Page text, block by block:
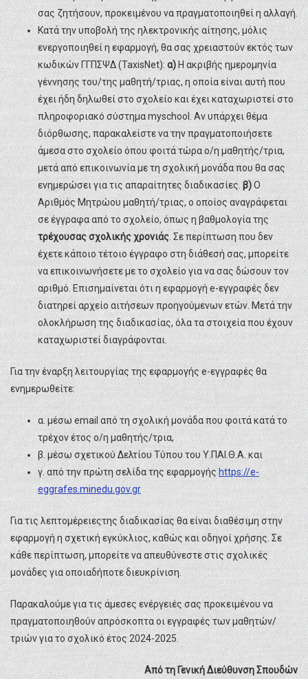
σας ζητήσουν, προκειμένου να πραγματοποιηθεί η αλλαγή.
Κατά την υποβολή της ηλεκτρονικής αίτησης, μόλις
ενεργοποιηθεί η εφαρμογή, θα σας χρειαστούν εκτός των
κωδικών ΓΓΠΣΨΔ (TaxisNet):α) Η ακριβής ημερομηνία
γέννησης του/της μαθητή/τριας, η οποία είναι αυτή που
έχει ήδη δηλωθεί στο σχολείο και έχει καταχωριστεί στο
πληροφοριακό σύστημα myschool. Αν υπάρχει θέμα
διόρθωσης, παρακαλείστε να την πραγματοποιήσετε
άμεσα στο σχολείο όπου φοιτά τώρα ο/η μαθητής/τρια,
μετά από επικοινωνία με τη σχολική μονάδα που θα σας
ενημερώσει για τις απαραίτητες διαδικασίες. β)Ο
Αριθμός Μητρώου μαθητή/τριας, ο οποίος αναγράφεται
σε έγγραφα από το σχολείο, όπως η βαθμολογία της
τρέχουσας σχολικής χρονιάς. Σε περίπτωση που δεν
έχετε κάποιο τέτοιο έγγραφο στη διάθεσή σας, μπορείτε
να επικοινωνήσετε με το σχολείο για να σας δώσουν τον
αριθμό. Επισημαίνεται ότι η εφαρμογή e-εγγραφές δεν
διατηρεί αρχείο αιτήσεων προηγούμενων ετών. Μετά την
ολοκλήρωση της διαδικασίας, όλα τα στοιχεία που έχουν
καταχωριστεί διαγράφονται.
Για την έναρξη λειτουργίας της εφαρμογής e-εγγραφές θα
ενημερωθείτε:
α. μέσω email από τη σχολική μονάδα που φοιτά κατά το
τρέχον έτος ο/η μαθητής/τρια,
β. μέσω σχετικού Δελτίου Τύπου του Υ.ΠΑΙ.Θ.Α. και
γ. από την πρώτη σελίδα της εφαρμογήςhttps://e-
eggrafes.minedu.gov.gr
Για τις λεπτομέρειεςτης διαδικασίας θα είναι διαθέσιμη στην
εφαρμογή η σχετική εγκύκλιος, καθώς και οδηγοί χρήσης. Σε
κάθε περίπτωση, μπορείτε να απευθύνεστε στις σχολικές
μονάδες για οποιαδήποτε διευκρίνιση.
Παρακαλούμε για τις άμεσες ενέργειές σας προκειμένου να
πραγματοποιηθούν απρόσκοπτα οι εγγραφές των μαθητών/
τριών για το σχολικό έτος 2024-2025.
Από τη Γενική Διεύθυνση Σπουδών